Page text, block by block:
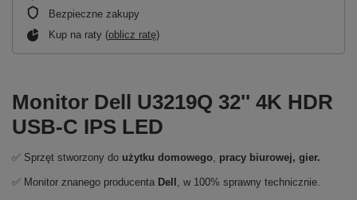
Bezpieczne zakupy
Kup na raty (oblicz ratę)
Monitor Dell U3219Q 32'' 4K HDR
USB-C IPS LED
✅ Sprzęt stworzony do użytku domowego, pracy biurowej, gier.
✅ Monitor znanego producenta Dell , w 100% sprawny technicznie.